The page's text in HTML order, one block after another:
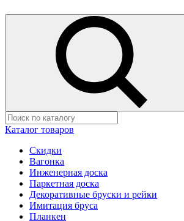
Каталог товаров
Скидки
Вагонка
Инженерная доска
Паркетная доска
Декоративные бруски и рейки
Имитация бруса
Планкен